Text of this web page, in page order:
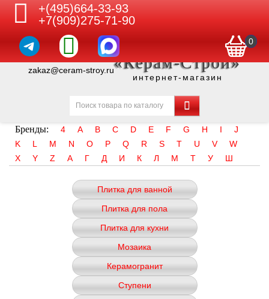
+(495)664-33-93
+7(909)275-71-90
0
zakaz@ceram-stroy.ru«Керам-Строй»
интернет-магазин
Бренды: 4 A B C D E F G H I
J
K
L M N O P Q R S T U V
W
X
Y Z А Г Д И К Л М Т У Ш
Плитка для ванной
Плитка для пола
Плитка для кухни
Мозаика
Керамогранит
Ступени